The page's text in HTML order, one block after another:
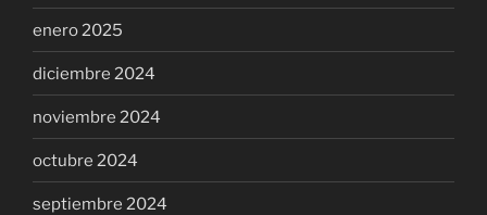
enero 2025
diciembre 2024
noviembre 2024
octubre 2024
septiembre 2024